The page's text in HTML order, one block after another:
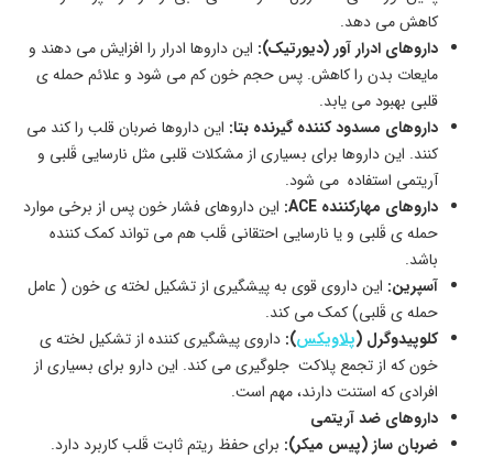
کاهش می دهد.
داروهای ادرار آور (دیورتیک): این داروها ادرار را افزایش می دهند و
مایعات بدن را کاهش. پس حجم خون کم می شود و علائم حمله ی
قلبی بهبود می یابد.
داروهای مسدود کننده گیرنده بتا: این داروها ضربان قلب را کند می
کنند. این داروها برای بسیاری از مشکلات قلبی مثل نارسایی قَلبی و
آریتمی استفاده می شود.
داروهای مهارکننده ACE:
این داروهای فشار خون پس از برخی موارد
حمله ی قَلبی و یا نارسایی احتقانی قَلب هم می تواند کمک کننده
باشد.
آسپرین: این داروی قوی به پیشگیری از تشکیل لخته ی خون ( عامل
حمله ی قَلبی) کمک می کند.
کلوپیدوگرل (پلاویکس): داروی پیشگیری کننده از تشکیل لخته ی
خون که از تجمع پلاکت جلوگیری می کند. این دارو برای بسیاری از
افرادی که استنت دارند، مهم است.
داروهای ضد آریتمی
ضربان ساز (پیس میکر): برای حفظ ریتم ثابت قَلب کاربرد دارد.